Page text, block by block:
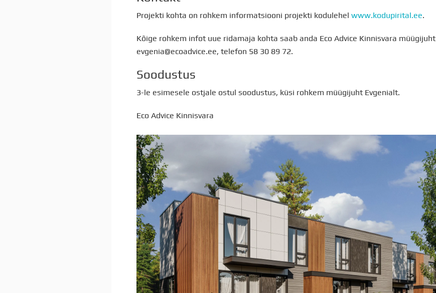
Projekti kohta on rohkem informatsiooni projekti kodulehel www.kodupirital.ee.
Kõige rohkem infot uue ridamaja kohta saab anda Eco Advice Kinnisvara müügijuht
evgenia@ecoadvice.ee, telefon 58 30 89 72.
Soodustus
3-le esimesele ostjale ostul soodustus, küsi rohkem müügijuht Evgenialt.
Eco Advice Kinnisvara